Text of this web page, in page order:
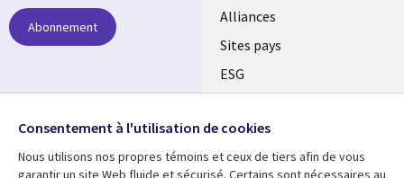
Alliances
Sites pays
ESG
Fusions
Salle de presse
Abonnement
Suivez-nous
Social
Consentement à l'utilisation de cookies
Nous utilisons nos propres témoins et ceux de tiers afin de vous
garantir un site Web fluide et sécurisé. Certains sont nécessaires au